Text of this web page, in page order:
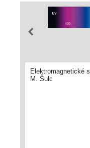
Elektromagnetické
M. Šulc